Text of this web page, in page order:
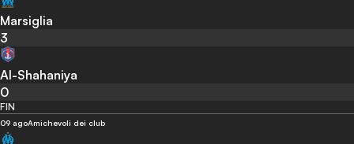
Marsiglia
3
Al-Shahaniya
0
FIN
09 agoAmichevoli dei club